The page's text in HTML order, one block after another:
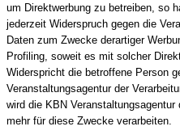
um Direktwerbung zu betreiben, so
jederzeit Widerspruch gegen die
Daten zum Zwecke derartiger
Profiling, soweit es mit solcher
Widerspricht die betroffene Person
Veranstaltungsagentur der
wird die KBN
mehr für diese Zwecke verarbeiten.